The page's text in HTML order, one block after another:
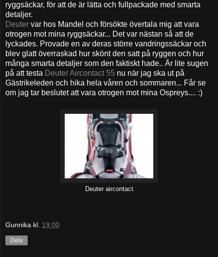
ryggsäckar, för att de är lätta och fullpackade med smarta
detaljer.
Deuter var hos Mandel och försökte övertala mig att vara
otrogen mot mina ryggsäckar... Det var nästan så att de
lyckades. Provade en av deras större vandringssäckar och
blev glatt överraskad hur skönt den satt på ryggen och hur
många smarta detaljer som den faktiskt hade.. Är lite sugen
på att testa Deuter Aircontact 55 nu när jag ska ut på
Gästrikeleden och hika hela våren och sommaren... Får se
om jag tar beslutet att vara otrogen mot mina Ospreys.... :)
Deuter aircontact
Gunnika kl. 19:00
Dela